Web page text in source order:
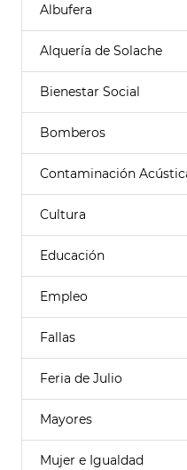
Albufera
Alquería de Solache
Bienestar Social
Bomberos
Contaminación
Cultura
Educación
Empleo
Fallas
Feria de Julio
Mayores
Mujer e Igualdad